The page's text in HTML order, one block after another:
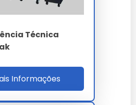
opta por um parceiro que
do seu projeto.
técnica nobreak apc é
um retorno sólido ao longo do
técnica nobreak apcentregue
Técnica
Informações